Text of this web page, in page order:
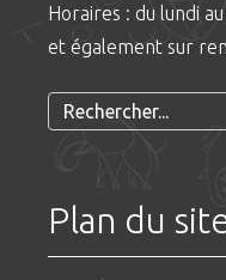
Horaires : du lundi
et également sur
Plan du